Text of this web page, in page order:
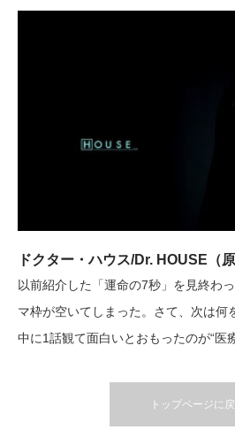
ドクター・ハウス/Dr. HOUSE（
以前紹介した「運命の7秒」を見終わ
マ枠が空いてしまった。さて、次は
中に1話観て面白いとおもったのが“医
トップページに